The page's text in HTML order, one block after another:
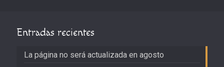
Entradas recientes
La página no será actualizada en agosto